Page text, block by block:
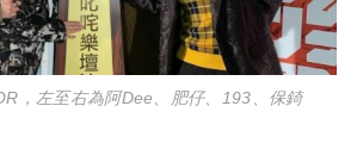
，左至右為阿Dee、肥仔、193、保錡